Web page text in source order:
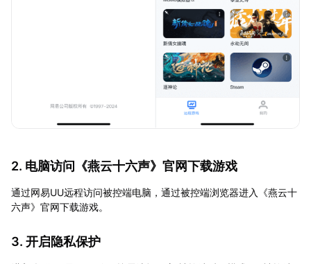
2. 电脑访问《燕云十六声》官网下载游戏
通过网易UU远程访问被控端电脑，通过被控端浏览器进入《燕云十
六声》官网下载游戏。
3. 开启隐私保护